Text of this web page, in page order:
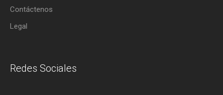
Contáctenos
Legal
Redes Sociales